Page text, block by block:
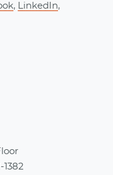
, LinkedIn,
1382